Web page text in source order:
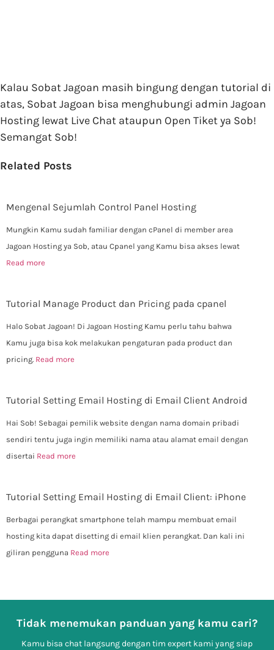
Kalau Sobat Jagoan masih bingung dengan tutorial di
atas, Sobat Jagoan bisa menghubungi admin Jagoan
Hosting lewat Live Chat ataupun Open Tiket ya Sob!
Semangat Sob!
Related Posts
Mengenal Sejumlah Control Panel Hosting
Mungkin Kamu sudah familiar dengan cPanel di member area
Jagoan Hosting ya Sob, atau Cpanel yang Kamu bisa akses lewat
Read more
Tutorial Manage Product dan Pricing pada cpanel
Halo Sobat Jagoan! Di Jagoan Hosting Kamu perlu tahu bahwa
Kamu juga bisa kok melakukan pengaturan pada product dan
pricing. Read more
Tutorial Setting Email Hosting di Email Client Android
Hai Sob! Sebagai pemilik website dengan nama domain pribadi
sendiri tentu juga ingin memiliki nama atau alamat email dengan
disertai Read more
Tutorial Setting Email Hosting di Email Client: iPhone
Berbagai perangkat smartphone telah mampu membuat email
hosting kita dapat disetting di email klien perangkat. Dan kali ini
giliran pengguna Read more
Tidak menemukan panduan yang kamu cari?
Kamu bisa chat langsung dengan tim expert kami yang siap